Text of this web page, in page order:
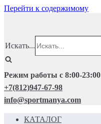
Перейти к содержимому
Искать...
Режим работы с 8:00-23:00
+7(812)947-67-98
info@sportmanya.com
КАТАЛОГ